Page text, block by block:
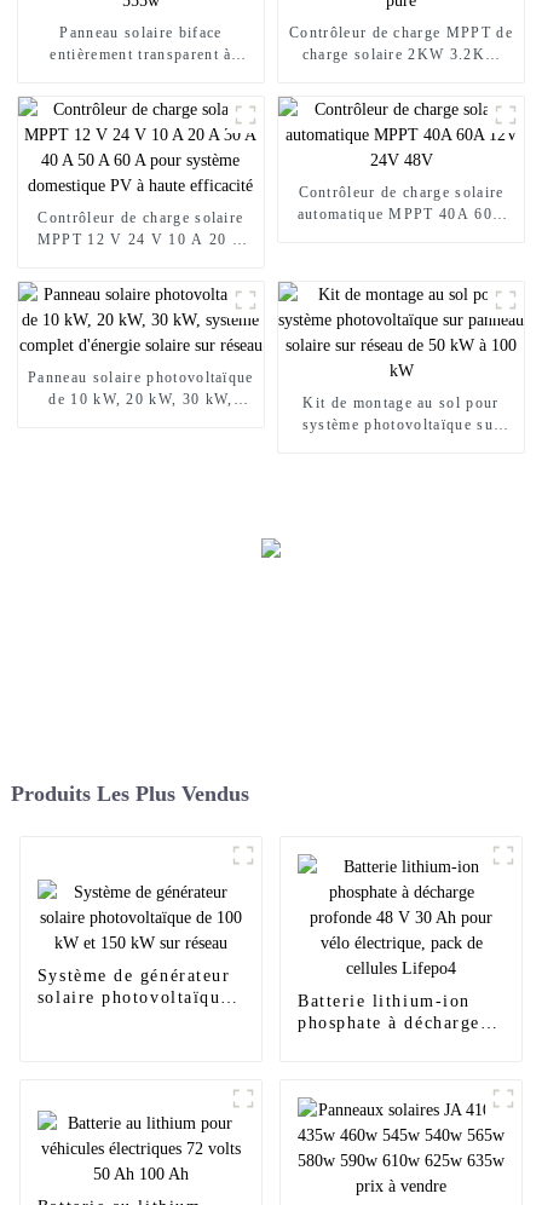
Panneau solaire biface
entièrement transparent à
Contrôleur de charge MPPT de
charge solaire 2KW 3.2KW
Contrôleur de charge solaire
MPPT 12 V 24 V 10 A 20 A
système domestique PV à haute
efficacité
Contrôleur de charge solaire
automatique MPPT 40A 60A
Panneau solaire photovoltaïque
de 10 kW, 20 kW, 30 kW,
Kit de montage au sol pour
système photovoltaïque sur
Produits Les Plus Vendus
Système de générateur
solaire photovoltaïque
Batterie lithium-ion
phosphate à décharge
Lifepo4